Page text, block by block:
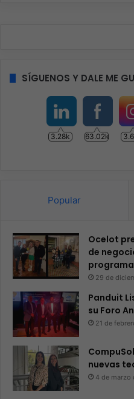
SÍGUENOS Y DALE ME
3.28k 63.02k
Popular
Ocelot
de
programa
29 de
Panduit
su Foro
21 de
nuevas
4 de marzo